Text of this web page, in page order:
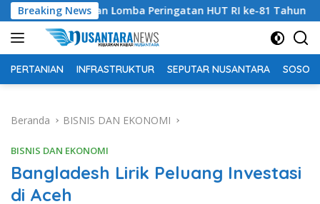
Langsung
ke
konten
Breaking News
Lomba Peringatan HUT RI ke-81 Tahun 2026
PERTANIAN INFRASTRUKTUR SEPUTAR NUSANTARA SOSOK
Beranda BISNIS DAN EKONOMI
BISNIS DAN EKONOMI
Bangladesh Lirik Peluang Investasi
di Aceh